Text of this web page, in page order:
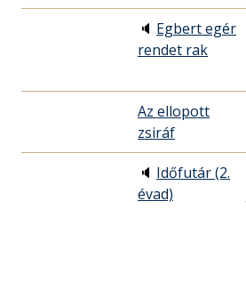
🔈 Egbert egér
rendet rak
Az ellopott
zsiráf
🔈 Időfutár (2.
évad)